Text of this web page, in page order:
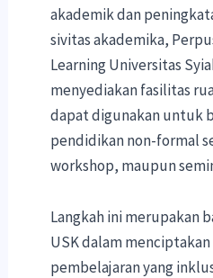
akademik dan
sivitas akademika,
Learning Universitas
menyediakan fasilitas
dapat digunakan untuk
pendidikan non-formal
workshop, maupun
Langkah ini merupakan
USK dalam
pembelajaran yang